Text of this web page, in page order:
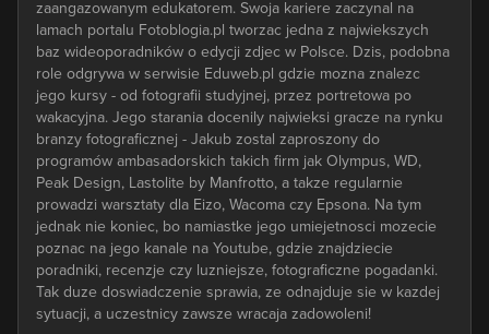
zaangazowanym edukatorem. Swoja kariere zaczynal na
lamach portalu Fotoblogia.pl tworzac jedna z najwiekszych
baz wideoporadników o edycji zdjec w Polsce. Dzis, podobna
role odgrywa w serwisie Eduweb.pl gdzie mozna znalezc
jego kursy - od fotografii studyjnej, przez portretowa po
wakacyjna. Jego starania docenily najwieksi gracze na rynku
branzy fotograficznej - Jakub zostal zaproszony do
programów ambasadorskich takich firm jak Olympus, WD,
Peak Design, Lastolite by Manfrotto, a takze regularnie
prowadzi warsztaty dla Eizo, Wacoma czy Epsona. Na tym
jednak nie koniec, bo namiastke jego umiejetnosci mozecie
poznac na jego kanale na Youtube, gdzie znajdziecie
poradniki, recenzje czy luzniejsze, fotograficzne pogadanki.
Tak duze doswiadczenie sprawia, ze odnajduje sie w kazdej
sytuacji, a uczestnicy zawsze wracaja zadowoleni!